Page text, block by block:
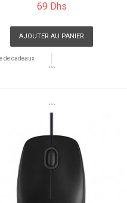
69 Dhs
AJOUTER AU PANIER
de cadeaux
```
```